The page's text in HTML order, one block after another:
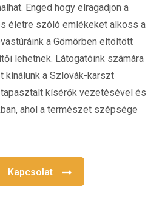
Enged hogy elragadjon a
életre szóló emlékeket alkoss a
a Gömörben eltöltött
lehetnek. Látogatóink számára
kínálunk a Szlovák-karszt
kísérők vezetésével és
ahol a természet szépsége
Kapcsolat